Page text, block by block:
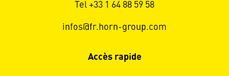
Tel +33 1 64 88 59 58
infos@fr.horn-group.com
Accès rapide